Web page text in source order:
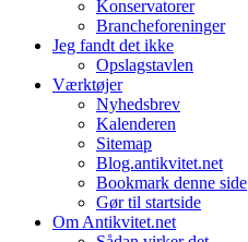
Konservatorer
Brancheforeninger
Jeg fandt det ikke
Opslagstavlen
Værktøjer
Nyhedsbrev
Kalenderen
Sitemap
Blog.antikvitet.net
Bookmark denne side
Gør til startside
Om Antikvitet.net